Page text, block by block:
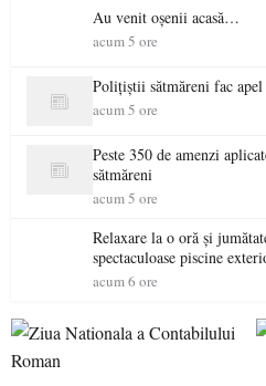
Au venit oșenii acasă…
acum 5 ore
acum 5 ore
Peste 350 de amenzi
sătmăreni
acum 5 ore
Relaxare la o oră și
spectaculoase piscine
ideale pentru o escapadă de
acum 6 ore